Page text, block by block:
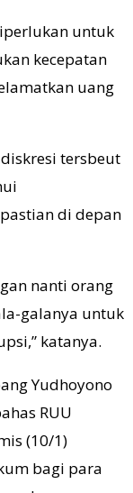
untuk
kecepatan
uang
tersbeut
di depan
nanti orang
galanya untuk
katanya.
Yudhoyono
RUU
(10/1)
bagi para